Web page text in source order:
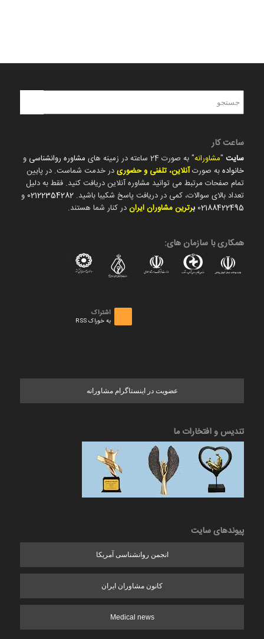
ساعت کار
سایت"مشاورانه" به صورت 24 ساعته در زمینه های مشاوره روانشناسی و
خانوادهبه صورتآنلاین، تلفنی و حضوریدر خدمت شماست. در پایین
تمام صفحات مرتبط می توانید مشاوره آنلاین دریافت کنید. فقط به دلیل
تعداد بالای سوالات، کمی در دریافت پاسخ شکیبا باشید. 02122354282 و
02188422495 برترین مشاوران ایراندر کنار شما هستند.
همکاری با سازمان های:
اشتراک
به خوراک RSS
عضویت در اینستاگرام مشاورانه
تندیس و افتخارات ما
پیوندهای سایت
انجمن روانشناسی آمریکا
کانون مشاوران ایران
Medical news